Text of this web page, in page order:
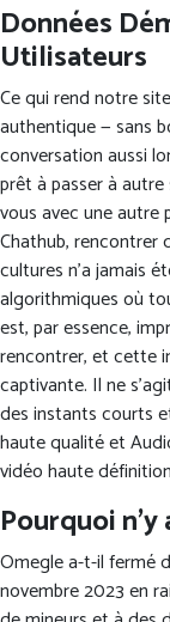
Données
Utilisateurs
Ce qui rend notre
authentique — sans
conversation aussi
prêt à passer à
vous avec une autre
Chathub, rencontrer
cultures n’a jamais
algorithmiques où
est, par essence,
rencontrer, et cette
captivante. Il ne
des instants courts
haute qualité et
vidéo haute
Pourquoi
Omegle a-t-il fermé
novembre 2023 en